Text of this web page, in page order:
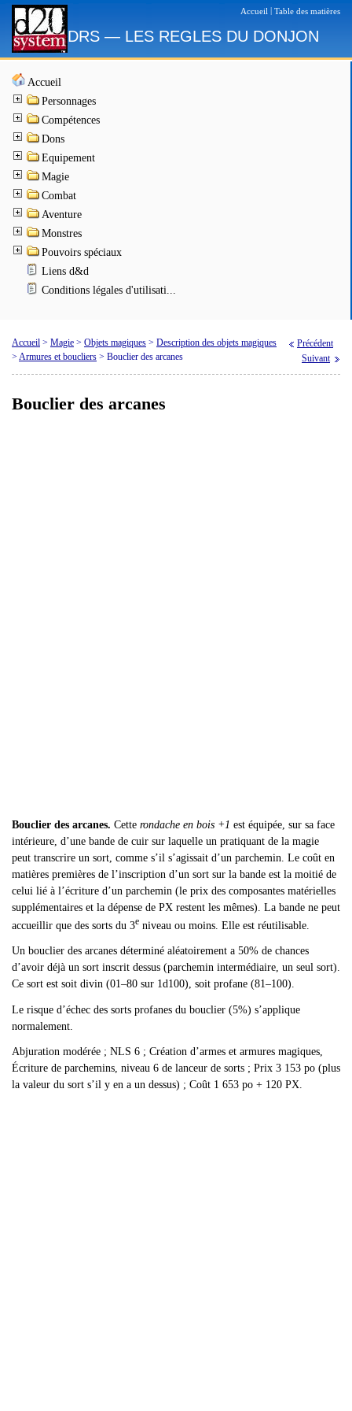
Accueil Table des matières
DRS — LES REGLES DU DONJON
Accueil
Personnages
Compétences
Dons
Equipement
Magie
Combat
Aventure
Monstres
Pouvoirs spéciaux
Liens d&d
Conditions légales d'utilisati...
Accueil > Magie > Objets magiques > Description des objets magiques
> Armures et boucliers > Bouclier des arcanes
Précédent
Suivant
Bouclier des arcanes
Bouclier des arcanes. Cette rondache en bois +1 est équipée, sur sa face
intérieure, d’une bande de cuir sur laquelle un pratiquant de la magie
peut transcrire un sort, comme s’il s’agissait d’un parchemin. Le coût en
matières premières de l’inscription d’un sort sur la bande est la moitié de
celui lié à l’écriture d’un parchemin (le prix des composantes matérielles
supplémentaires et la dépense de PX restent les mêmes). La bande ne peut
accueillir que des sorts du 3e niveau ou moins. Elle est réutilisable.
Un bouclier des arcanes déterminé aléatoirement a 50% de chances
d’avoir déjà un sort inscrit dessus (parchemin intermédiaire, un seul sort).
Ce sort est soit divin (01–80 sur 1d100), soit profane (81–100).
Le risque d’échec des sorts profanes du bouclier (5%) s’applique
normalement.
Abjuration modérée ; NLS 6 ; Création d’armes et armures magiques,
Écriture de parchemins, niveau 6 de lanceur de sorts ; Prix 3 153 po (plus
la valeur du sort s’il y en a un dessus) ; Coût 1 653 po + 120 PX.